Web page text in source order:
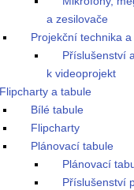
a zesilovače
Projekční technika
Příslušenství
k videoprojekt
Flipcharty a tabule
Bílé tabule
Flipcharty
Plánovací tabule
Plánovací
Příslušenství